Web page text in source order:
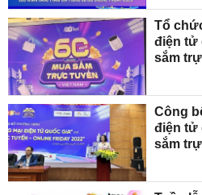
Tổ
điện tử
sắm
Công
điện tử
sắm